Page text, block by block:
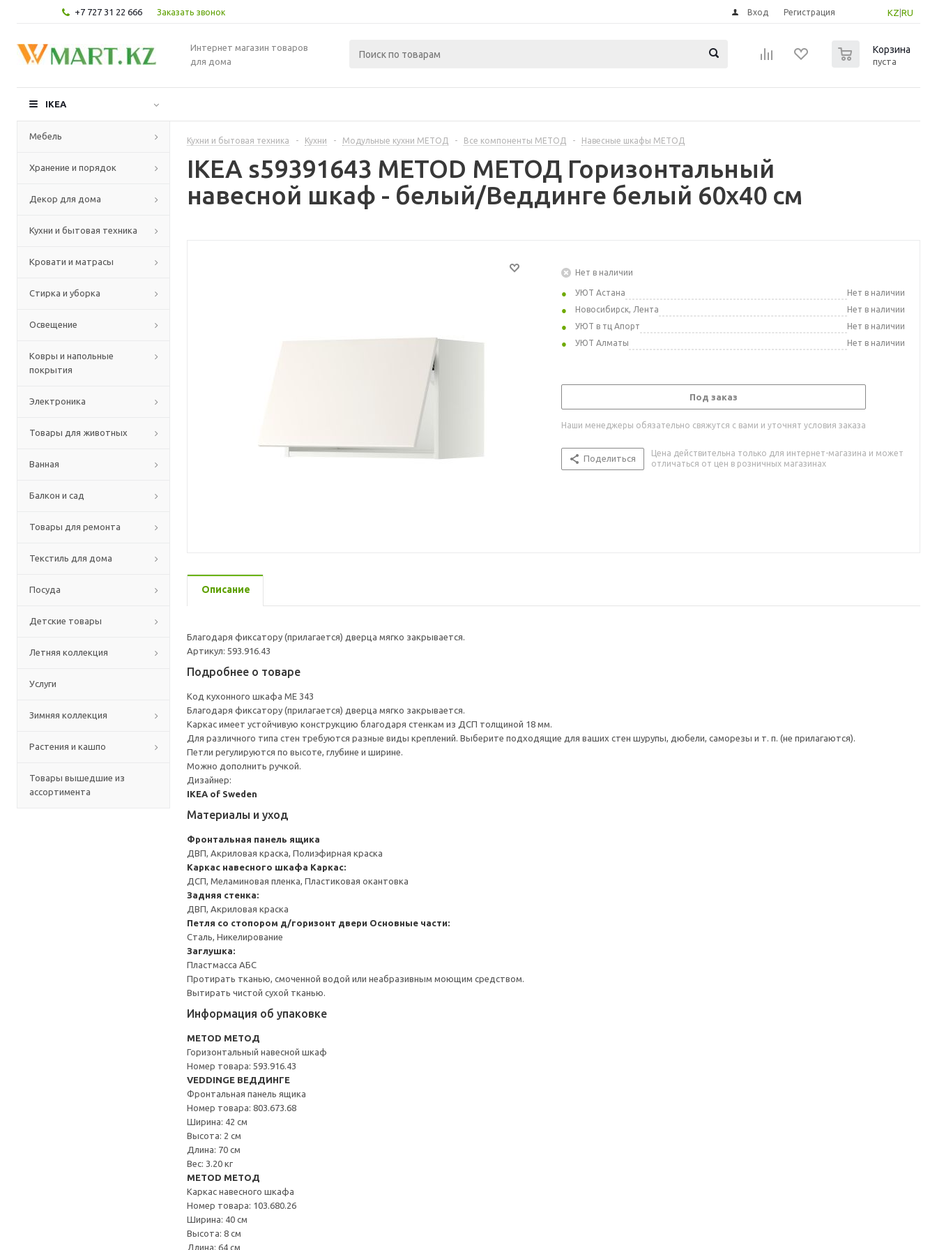
+7 727 31 22 666 Заказать звонок KZ RU
Вход Регистрация
Интернет магазин товаров
для дома
Корзина
пуста
IKEA
Мебель
Хранение и порядок
Декор для дома
Кухни и бытовая техника
Кровати и матрасы
Стирка и уборка
Освещение
Ковры и напольные
покрытия
Электроника
Товары для животных
Ванная
Балкон и сад
Товары для ремонта
Текстиль для дома
Посуда
Детские товары
Летняя коллекция
Услуги
Зимняя коллекция
Растения и кашпо
Товары вышедшие из
ассортимента
Кухни и бытовая техника - Кухни - Модульные кухни МЕТОД - Все компоненты МЕТОД - Навесные шкафы МЕТОД
IKEA s59391643 METOD МЕТОД Горизонтальный
навесной шкаф - белый/Веддинге белый 60x40 см
Нет в наличии
УЮТ Астана
Нет в наличии
Новосибирск, Лента
Нет в наличии
УЮТ в тц Апорт
Нет в наличии
УЮТ Алматы
Нет в наличии
Под заказ
Наши менеджеры обязательно свяжутся с вами и уточнят условия заказа
Поделиться
Цена действительна только для интернет-магазина и может
отличаться от цен в розничных магазинах
Описание
Благодаря фиксатору (прилагается) дверца мягко закрывается.
Артикул: 593.916.43
Подробнее о товаре
Код кухонного шкафа ME 343
Благодаря фиксатору (прилагается) дверца мягко закрывается.
Каркас имеет устойчивую конструкцию благодаря стенкам из ДСП толщиной 18 мм.
Для различного типа стен требуются разные виды креплений. Выберите подходящие для ваших стен шурупы, дюбели, саморезы и т. п. (не прилагаются).
Петли регулируются по высоте, глубине и ширине.
Можно дополнить ручкой.
Дизайнер:
IKEA of Sweden
Материалы и уход
Фронтальная панель ящика
ДВП, Акриловая краска, Полиэфирная краска
Каркас навесного шкафа Каркас:
ДСП, Меламиновая пленка, Пластиковая окантовка
Задняя стенка:
ДВП, Акриловая краска
Петля со стопором д/горизонт двери Основные части:
Сталь, Никелирование
Заглушка:
Пластмасса АБС
Протирать тканью, смоченной водой или неабразивным моющим средством.
Вытирать чистой сухой тканью.
Информация об упаковке
METOD МЕТОД
Горизонтальный навесной шкаф
Номер товара: 593.916.43
VEDDINGE ВЕДДИНГЕ
Фронтальная панель ящика
Номер товара: 803.673.68
Ширина: 42 см
Высота: 2 см
Длина: 70 см
Вес: 3.20 кг
METOD МЕТОД
Каркас навесного шкафа
Номер товара: 103.680.26
Ширина: 40 см
Высота: 8 см
Длина: 64 см